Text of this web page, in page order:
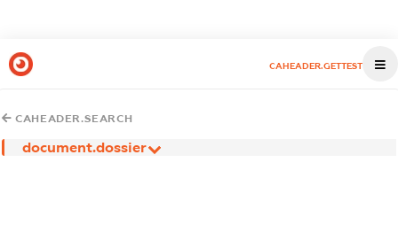
CAHEADER.GETTEST
CAHEADER.SEARCH
document.dossier